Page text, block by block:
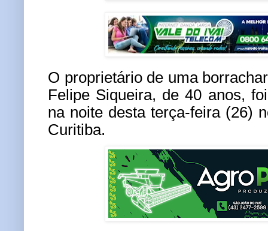
O proprietário de uma
Felipe Siqueira, de 40 anos,
na noite desta terça-feira (26)
Curitiba.